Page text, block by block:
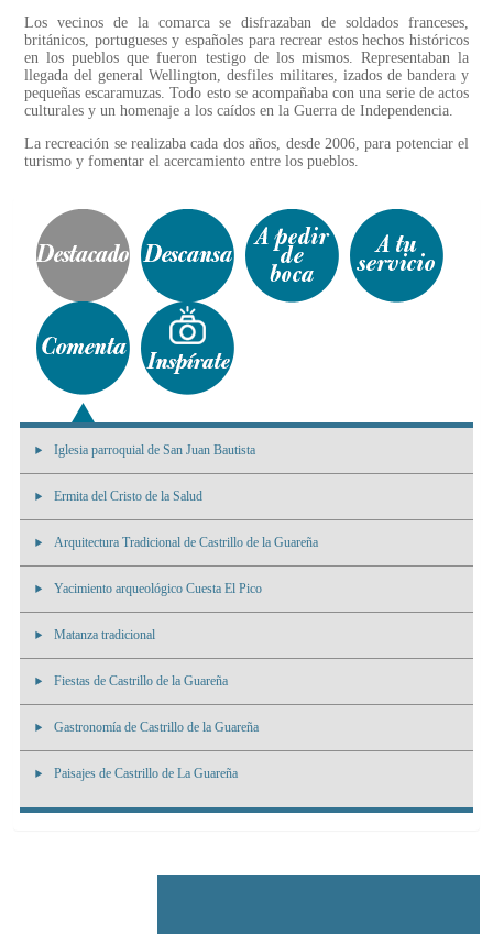
Los vecinos de la comarca se disfrazaban de soldados franceses,
británicos, portugueses y españoles para recrear estos hechos históricos
en los pueblos que fueron testigo de los mismos. Representaban la
llegada del general Wellington, desfiles militares, izados de bandera y
pequeñas escaramuzas. Todo esto se acompañaba con una serie de actos
culturales y un homenaje a los caídos en la Guerra de Independencia.
La recreación se realizaba cada dos años, desde 2006, para potenciar el
turismo y fomentar el acercamiento entre los pueblos.
Iglesia parroquial de San Juan Bautista
Ermita del Cristo de la Salud
Arquitectura Tradicional de Castrillo de la Guareña
Yacimiento arqueológico Cuesta El Pico
Matanza tradicional
Fiestas de Castrillo de la Guareña
Gastronomía de Castrillo de la Guareña
Paisajes de Castrillo de La Guareña